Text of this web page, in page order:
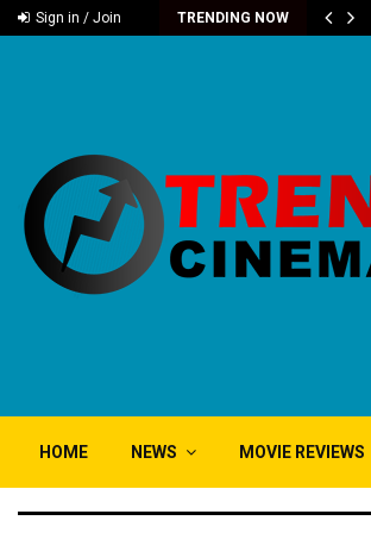
Sign in / Join TRENDING NOW
Excitement..
HOME NEWS MOVIE REVIEWS